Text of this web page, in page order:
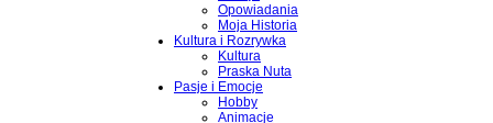
Opowiadania
Moja Historia
Kultura i Rozrywka
Kultura
Praska Nuta
Pasje i Emocje
Hobby
Animacje